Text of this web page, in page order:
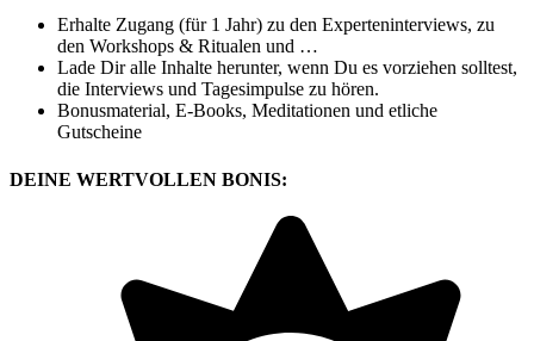
Erhalte Zugang (für 1 Jahr) zu den Experteninterviews, zu
den Workshops & Ritualen und …
Lade Dir alle Inhalte herunter, wenn Du es vorziehen solltest,
die Interviews und Tagesimpulse zu hören.
Bonusmaterial, E-Books, Meditationen und etliche
Gutscheine
DEINE WERTVOLLEN BONIS: